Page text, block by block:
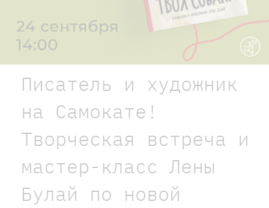
Писатель и художник
на Самокате!
Творческая встреча и
мастер-класс Лены
Булай по новой